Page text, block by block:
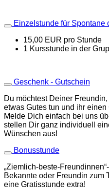
Einzelstunde für Spontane
15,00 EUR pro Stunde
1 Kursstunde in der
Geschenk - Gutschein
Du möchtest Deiner
etwas Gutes tun und ihr
Melde Dich einfach bei uns
stellen Dir ganz individuell
Wünschen aus!
Bonusstunde
„Ziemlich-beste-
Bekannte oder Freundin zum
eine Gratisstunde extra!